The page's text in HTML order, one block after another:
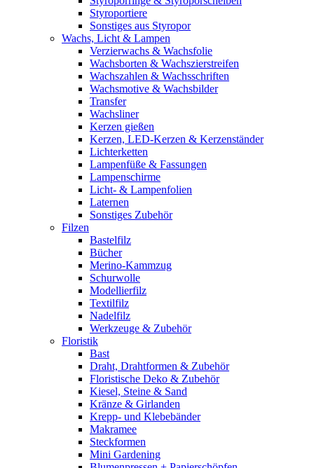
Styroportiere
Sonstiges aus Styropor
Wachs, Licht & Lampen
Verzierwachs & Wachsfolie
Wachsborten & Wachszierstreifen
Wachszahlen & Wachsschriften
Wachsmotive & Wachsbilder
Transfer
Wachsliner
Kerzen gießen
Kerzen, LED-Kerzen & Kerzenständer
Lichterketten
Lampenfüße & Fassungen
Lampenschirme
Licht- & Lampenfolien
Laternen
Sonstiges Zubehör
Filzen
Bastelfilz
Bücher
Merino-Kammzug
Schurwolle
Modellierfilz
Textilfilz
Nadelfilz
Werkzeuge & Zubehör
Floristik
Bast
Draht, Drahtformen & Zubehör
Floristische Deko & Zubehör
Kiesel, Steine & Sand
Kränze & Girlanden
Krepp- und Klebebänder
Makramee
Steckformen
Mini Gardening